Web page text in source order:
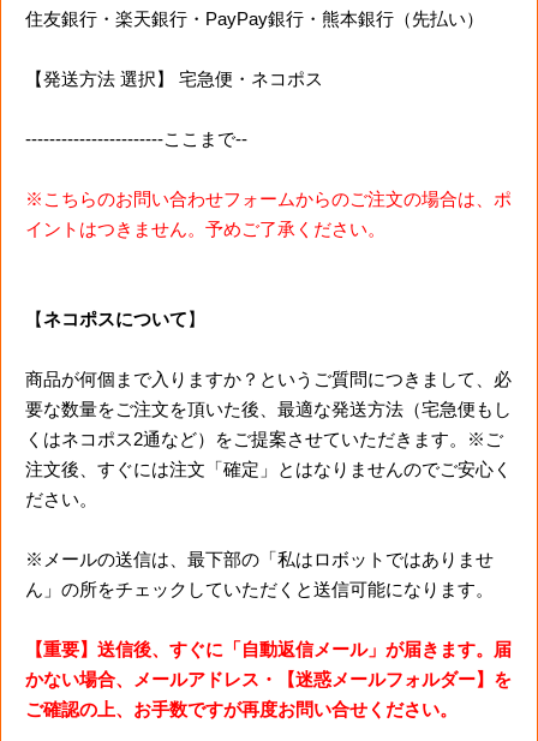
住友銀行・楽天銀行・PayPay銀行・熊本銀行（先払い）
【発送方法 選択】 宅急便・ネコポス
-----------------------ここまで--
※こちらのお問い合わせフォームからのご注文の場合は、ポ
イントはつきません。予めご了承ください。
【ネコポスについて】
商品が何個まで入りますか？というご質問につきまして、必
要な数量をご注文を頂いた後、最適な発送方法（宅急便もし
くはネコポス2通など）をご提案させていただきます。※ご
注文後、すぐには注文「確定」とはなりませんのでご安心く
ださい。
※メールの送信は、最下部の「私はロボットではありませ
ん」の所をチェックしていただくと送信可能になります。
【重要】送信後、すぐに「自動返信メール」が届きます。届
かない場合、メールアドレス・【迷惑メールフォルダー】を
ご確認の上、お手数ですが再度お問い合せください。